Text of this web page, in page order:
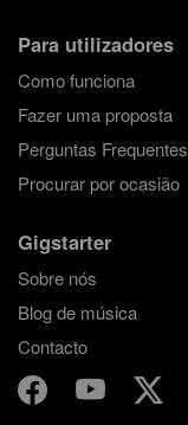
Para utilizadores
Como funciona
Fazer uma proposta
Perguntas Frequentes
Procurar por ocasião
Gigstarter
Sobre nós
Blog de música
Contacto